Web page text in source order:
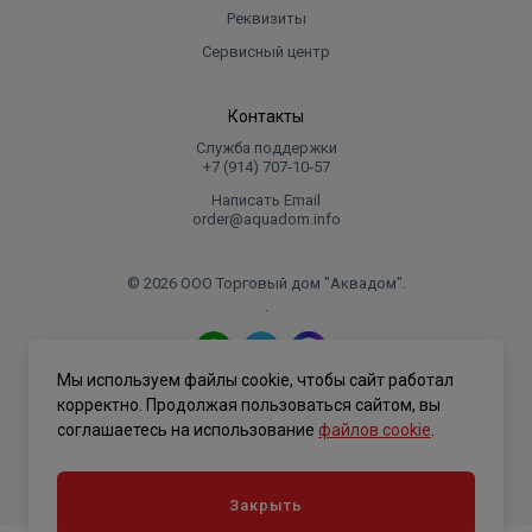
Относительная влажность
температуре 25°С)
Тип переключающего реле
SPDT
Количество программируемых
4
Шаг установки температуры
Погрешность индикации
0,5 °С
Функция защиты от замерзания
есть
Функция блокировки
есть
Реквизиты
Сервисный центр
Контакты
Служба поддержки
+7 (914) 707‑10‑57
Написать Email
order@aquadom.info
© 2026 ООО Торговый дом "Аквадом".
.
Политика конфиденциальности
Мы используем файлы cookie, чтобы сайт работал
корректно. Продолжая пользоваться сайтом, вы
соглашаетесь на использование файлов cookie
Закрыть